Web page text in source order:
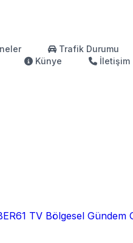
Trafik Durumu
Künye
İletişim
TV Bölgesel Gündem